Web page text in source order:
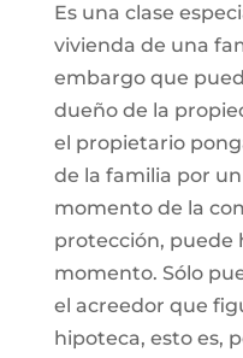
Es una clase
vivienda de una
embargo que
dueño de la
el propietario
de la familia por
momento de la
protección, puede
momento. Sólo
el acreedor que
hipoteca, esto es,